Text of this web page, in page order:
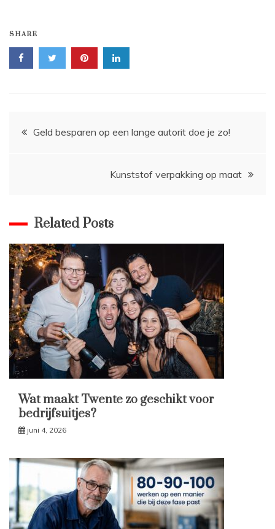
SHARE
Bericht
Geld besparen op een lange autorit doe je zo!
Kunststof verpakking op maat
Related Posts
Wat maakt Twente zo geschikt voor
bedrijfsuitjes?
juni 4, 2026